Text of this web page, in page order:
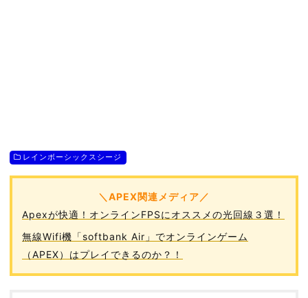
レインボーシックスシージ
＼APEX関連メディア／
Apexが快適！オンラインFPSにオススメの光回線３選！
無線Wifi機「softbank Air」でオンラインゲーム
（APEX）はプレイできるのか？！